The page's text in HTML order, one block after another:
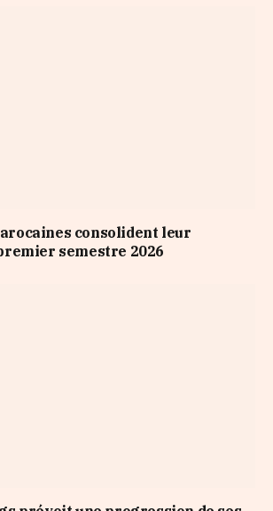
consolident leur
semestre 2026